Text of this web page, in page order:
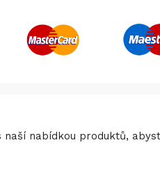
nabídkou produktů,